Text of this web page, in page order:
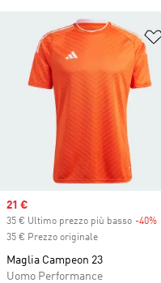
Sale price
21 €
35 € Ultimo prezzo più basso -40%
35 € Prezzo originale
Maglia Campeon 23
Uomo Performance